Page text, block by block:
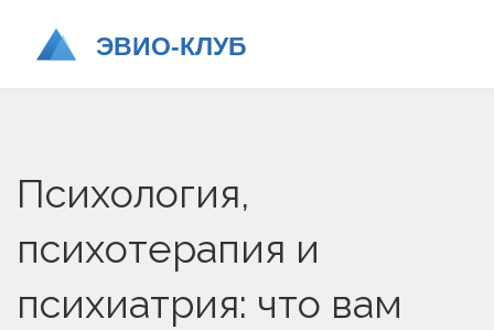
Психология,
психотерапия и
психиатрия: что вам